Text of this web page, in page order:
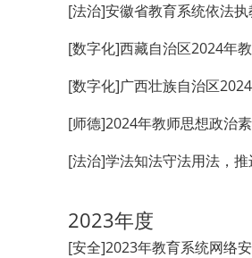
[法治]安徽省教育系统依法
[数字化]西藏自治区2024年
[数字化]广西壮族自治区
[师德]2024年教师思想政治
2023年度
[安全]2023年教育系统网络